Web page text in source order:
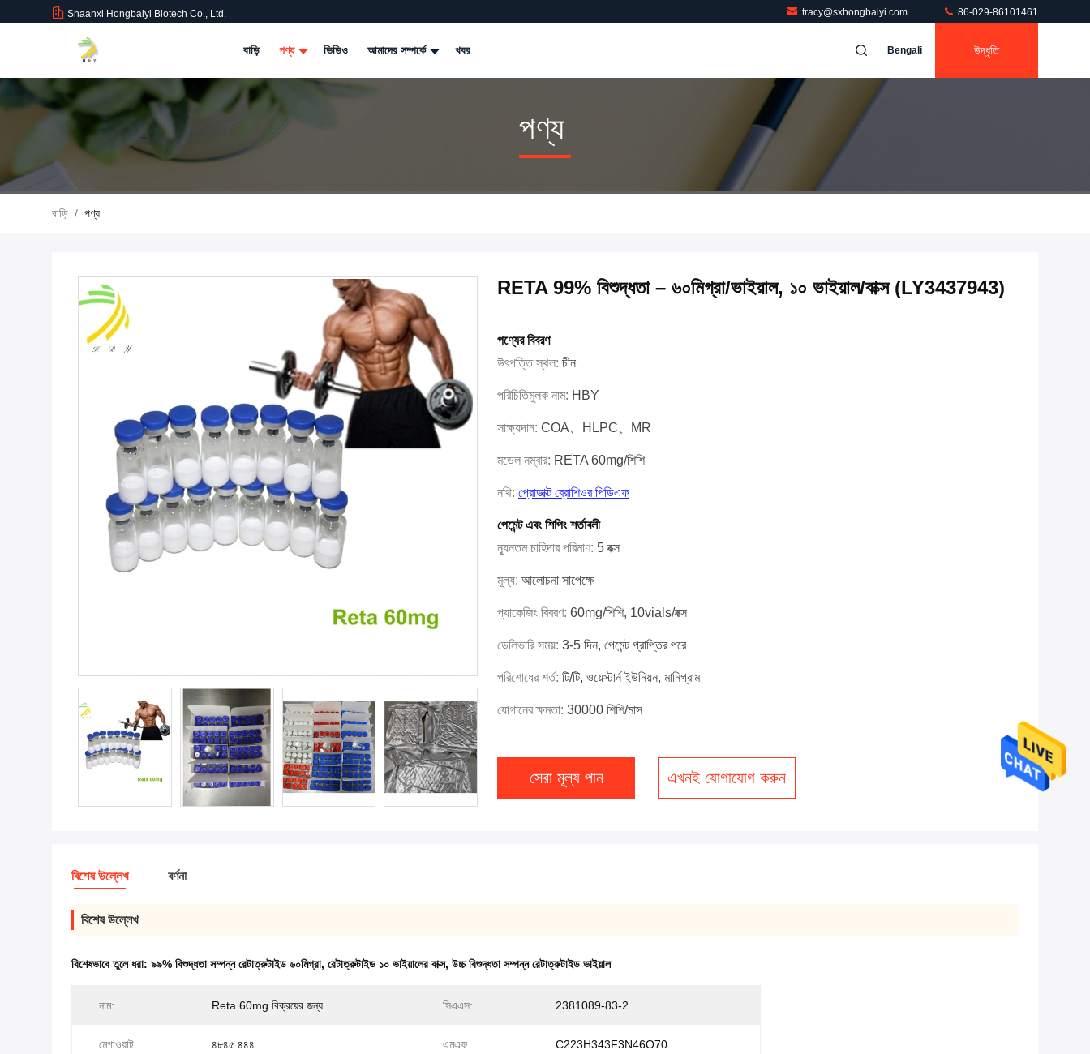
Shaanxi Hongbaiyi Biotech Co., Ltd. tracy@sxhongbaiyi.com 86-029-86101461
বাড়ি পণ্য ভিডিও আমাদের সম্পর্কে খবর Bengali উদ্ধৃতি
পণ্য
বাড়ি / পণ্য
RETA 99% বিশুদ্ধতা – ৬০মিগ্রা/ভাইয়াল, ১০ ভাইয়াল/বাক্স (LY3437943)
পণ্যের বিবরণ
উৎপত্তি স্থল: চীন
পরিচিতিমুলক নাম: HBY
সাক্ষ্যদান: COA、HLPC、MR
মডেল নম্বার: RETA 60mg/শিশি
নথি: প্রোডাক্ট ব্রোশিওর পিডিএফ
পেমেন্ট এবং শিপিং শর্তাবলী
ন্যূনতম চাহিদার পরিমাণ: 5 বক্স
মূল্য: আলোচনা সাপেক্ষে
প্যাকেজিং বিবরণ: 60mg/শিশি, 10vials/বক্স
ডেলিভারি সময়: 3-5 দিন, পেমেন্ট প্রাপ্তির পরে
পরিশোধের শর্ত: টি/টি, ওয়েস্টার্ন ইউনিয়ন, মানিগ্রাম
যোগানের ক্ষমতা: 30000 শিশি/মাস
সেরা মূল্য পান এখনই যোগাযোগ করুন
বিশেষ উল্লেখ বর্ণনা
বিশেষ উল্লেখ
বিশেষভাবে তুলে ধরা: ৯৯% বিশুদ্ধতা সম্পন্ন রেটাত্রুটাইড ৬০মিগ্রা, রেটাত্রুটাইড ১০ ভাইয়ালের বাক্স, উচ্চ বিশুদ্ধতা সম্পন্ন রেটাত্রুটাইড ভাইয়াল
নাম: Reta 60mg বিক্রয়ের জন্য সিএএস: 2381089-83-2
মেগাওয়াট: ৪৮৪৫.৪৪৪ এমএফ: C223H343F3N46O70